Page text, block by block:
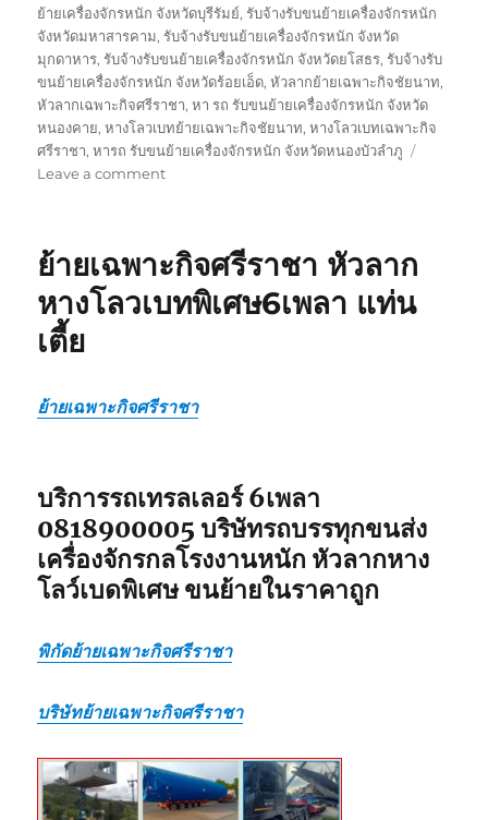
ย้ายเครื่องจักรหนัก จังหวัดบุรีรัมย์,รับจ้างรับขนย้ายเครื่องจักรหนัก
จังหวัดมหาสารคาม,รับจ้างรับขนย้ายเครื่องจักรหนัก จังหวัด
มุกดาหาร,รับจ้างรับขนย้ายเครื่องจักรหนัก จังหวัดยโสธร,รับจ้างรับ
ขนย้ายเครื่องจักรหนัก จังหวัดร้อยเอ็ด,หัวลากย้ายเฉพาะกิจชัยนาท,
หัวลากเฉพาะกิจศรีราชา,หา รถ รับขนย้ายเครื่องจักรหนัก จังหวัด
หนองคาย,หางโลวเบทย้ายเฉพาะกิจชัยนาท,หางโลวเบทเฉพาะกิจ
ศรีราชา,หารถ รับขนย้ายเครื่องจักรหนัก จังหวัดหนองบัวลำภู
Leave a commenton
ชัยนาท
ลาก
แท่น
เตี้ย
ย้ายเฉพาะกิจศรีราชา หัวลาก
หางโลวเบทพิเศษ6เพลา แท่น
เตี้ย
ย้ายเฉพาะกิจศรีราชา
บริการรถเทรลเลอร์ 6เพลา
0818900005 บริษัทรถบรรทุกขนส่ง
เครื่องจักรกลโรงงานหนัก หัวลากหาง
โลว์เบดพิเศษ ขนย้ายในราคาถูก
พิกัดย้ายเฉพาะกิจศรีราชา
บริษัทย้ายเฉพาะกิจศรีราชา